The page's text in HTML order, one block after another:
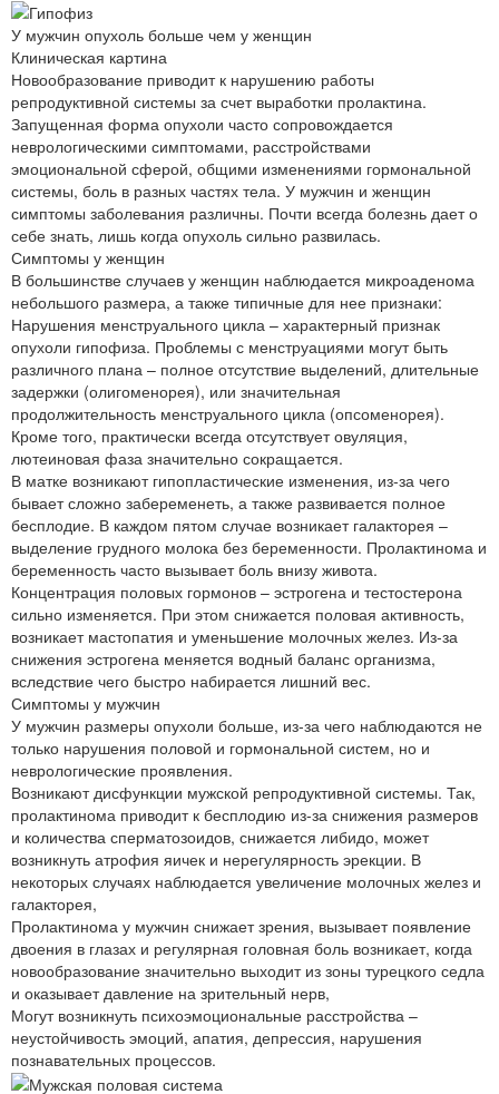
У мужчин опухоль больше чем у женщин
Клиническая картина
Новообразование приводит к нарушению работы
репродуктивной системы за счет выработки пролактина.
Запущенная форма опухоли часто сопровождается
неврологическими симптомами, расстройствами
эмоциональной сферой, общими изменениями гормональной
системы, боль в разных частях тела. У мужчин и женщин
симптомы заболевания различны. Почти всегда болезнь дает о
себе знать, лишь когда опухоль сильно развилась.
Симптомы у женщин
В большинстве случаев у женщин наблюдается микроаденома
небольшого размера, а также типичные для нее признаки:
Нарушения менструального цикла – характерный признак
опухоли гипофиза. Проблемы с менструациями могут быть
различного плана – полное отсутствие выделений, длительные
задержки (олигоменорея), или значительная
продолжительность менструального цикла (опсоменорея).
Кроме того, практически всегда отсутствует овуляция,
лютеиновая фаза значительно сокращается.
В матке возникают гипопластические изменения, из-за чего
бывает сложно забеременеть, а также развивается полное
бесплодие. В каждом пятом случае возникает галакторея –
выделение грудного молока без беременности. Пролактинома и
беременность часто вызывает боль внизу живота.
Концентрация половых гормонов – эстрогена и тестостерона
сильно изменяется. При этом снижается половая активность,
возникает мастопатия и уменьшение молочных желез. Из-за
снижения эстрогена меняется водный баланс организма,
вследствие чего быстро набирается лишний вес.
Симптомы у мужчин
У мужчин размеры опухоли больше, из-за чего наблюдаются не
только нарушения половой и гормональной систем, но и
неврологические проявления.
Возникают дисфункции мужской репродуктивной системы. Так,
пролактинома приводит к бесплодию из-за снижения размеров
и количества сперматозоидов, снижается либидо, может
возникнуть атрофия яичек и нерегулярность эрекции. В
некоторых случаях наблюдается увеличение молочных желез и
галакторея,
Пролактинома у мужчин снижает зрения, вызывает появление
двоения в глазах и регулярная головная боль возникает, когда
новообразование значительно выходит из зоны турецкого седла
и оказывает давление на зрительный нерв,
Могут возникнуть психоэмоциональные расстройства –
неустойчивость эмоций, апатия, депрессия, нарушения
познавательных процессов.